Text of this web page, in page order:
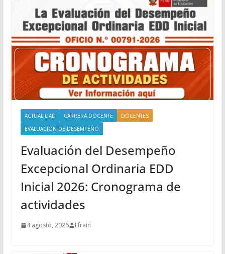
ACTUALIDAD CARRERA DOCENTE
DOCENTES
EVALUACIÓN DE DESEMPEÑO
Evaluación del Desempeño
Excepcional Ordinaria EDD
Inicial 2026: Cronograma de
actividades
4 agosto, 2026 Efrain